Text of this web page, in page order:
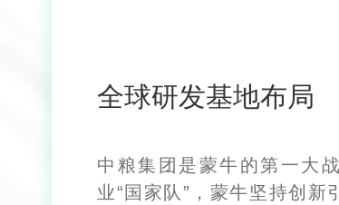
全球研发基地布局
中粮集团是蒙牛的第一大
业“国家队”，蒙牛坚持创新